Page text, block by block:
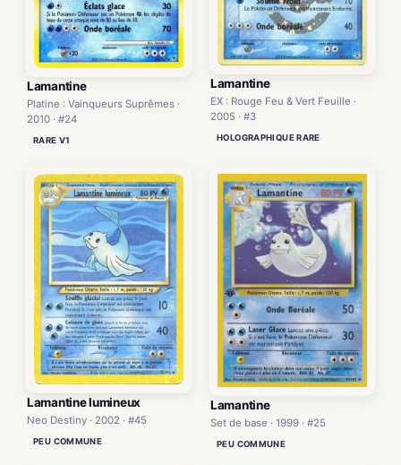
Lamantine
Platine : Vainqueurs Suprêmes ·
2010 · #24
RARE V1
Lamantine
EX : Rouge Feu & Vert Feuille ·
2005 · #3
HOLOGRAPHIQUE RARE
Lamantine lumineux
Neo Destiny · 2002 · #45
PEU COMMUNE
Lamantine
Set de base · 1999 · #25
PEU COMMUNE